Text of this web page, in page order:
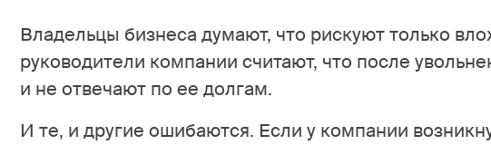
Владельцы бизнеса думают, что рискуют только
руководители компании считают, что после
и не отвечают по ее долгам.
И те, и другие ошибаются. Если у компании